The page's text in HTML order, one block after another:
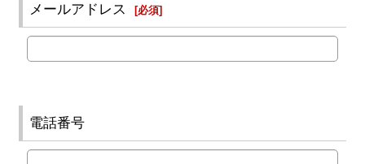
メールアドレス [必須]
電話番号